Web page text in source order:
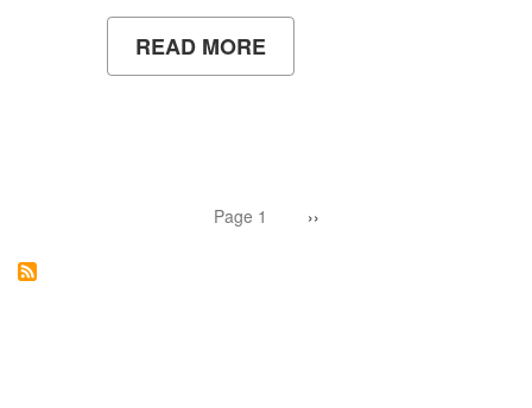
READ MORE
KURANGI
KENDARAAN
Page 1 Next
››